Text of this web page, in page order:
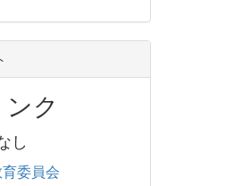
ク
し
委員会